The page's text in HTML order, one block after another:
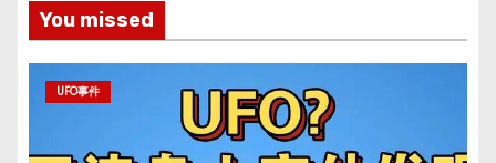
You missed
UFO事件